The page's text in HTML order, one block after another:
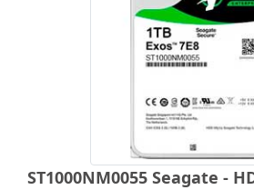
ST1000NM0055 Seagate -